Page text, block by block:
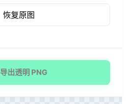
恢复原图
导出透明 PNG